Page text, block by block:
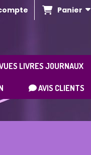
Panier
LIVRES JOURNAUX
AVIS CLIENTS